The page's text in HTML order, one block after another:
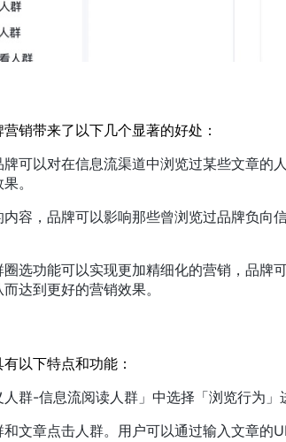
销带来了以下几个显著的好处：
可以对在信息流渠道中浏览过某些文章
。
容，品牌可以影响那些曾浏览过品牌负
选功能可以实现更加精细化的营销，品
达到更好的营销效果。
以下特点和功能：
群-信息流阅读人群」中选择「浏览行为
文章点击人群。用户可以通过输入文章的